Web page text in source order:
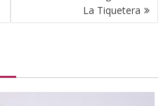
La Tiquetera